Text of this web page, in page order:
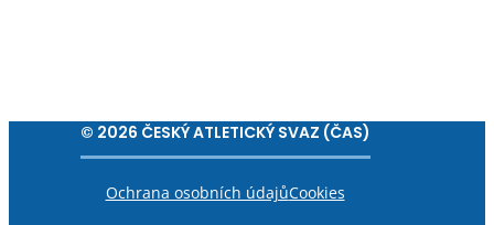
© 2026 ČESKÝ ATLETICKÝ SVAZ (ČAS)
Ochrana osobních údajůCookies